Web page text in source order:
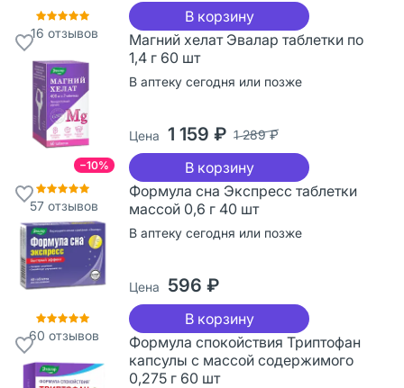
16 отзывов
В корзину
−10%
57 отзывов
Магний хелат Эвалар таблетки по
1,4 г 60 шт
В аптеку сегодня или позже
Цена 1 159 ₽ 1 289 ₽
В корзину
60 отзывов
Формула сна Экспресс таблетки
массой 0,6 г 40 шт
В аптеку сегодня или позже
Цена 596 ₽
В корзину
Формула спокойствия Триптофан
капсулы с массой содержимого
0,275 г 60 шт